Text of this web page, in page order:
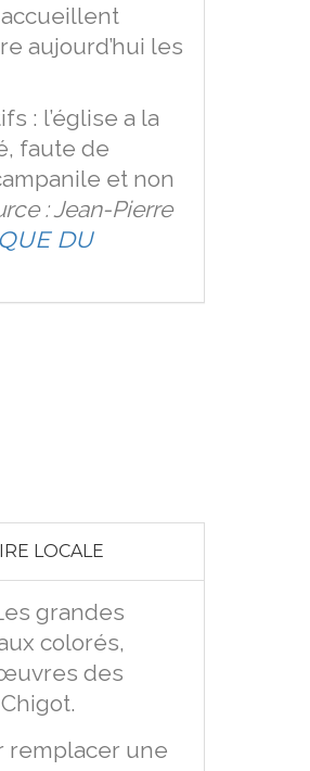
aujourd’hui les
: l’église a la
faute de
et non
: Jean-Pierre
DU
LOCALE
grandes
colorés,
des
remplacer une